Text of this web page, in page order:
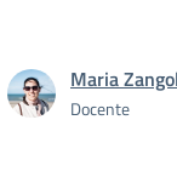
Maria
Docente